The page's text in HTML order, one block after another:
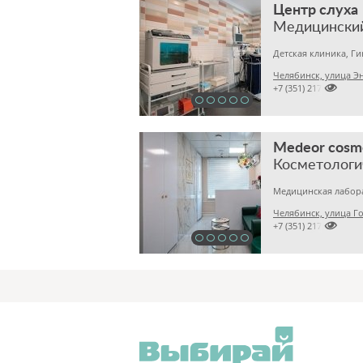
Центр слуха
Детская клиника,
Челябинск, улица

+7 (351) 2170167
Medeor
Челябинск, улица

+7 (351) 2170122